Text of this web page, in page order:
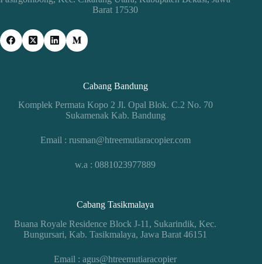
Barat 17530
Cabang Bandung
Komplek Permata Kopo 2 Jl. Opal Blok. C.2 No. 70
Sukamenak Kab. Bandung
Email : rusman@htreemutiaracopier.com
w.a : 0881023977889
Cabang Tasikmalaya
Buana Royale Residence Block J-11, Sukarindik, Kec.
Bungursari, Kab. Tasikmalaya, Jawa Barat 46151
Email : agus@htreemutiaracopier